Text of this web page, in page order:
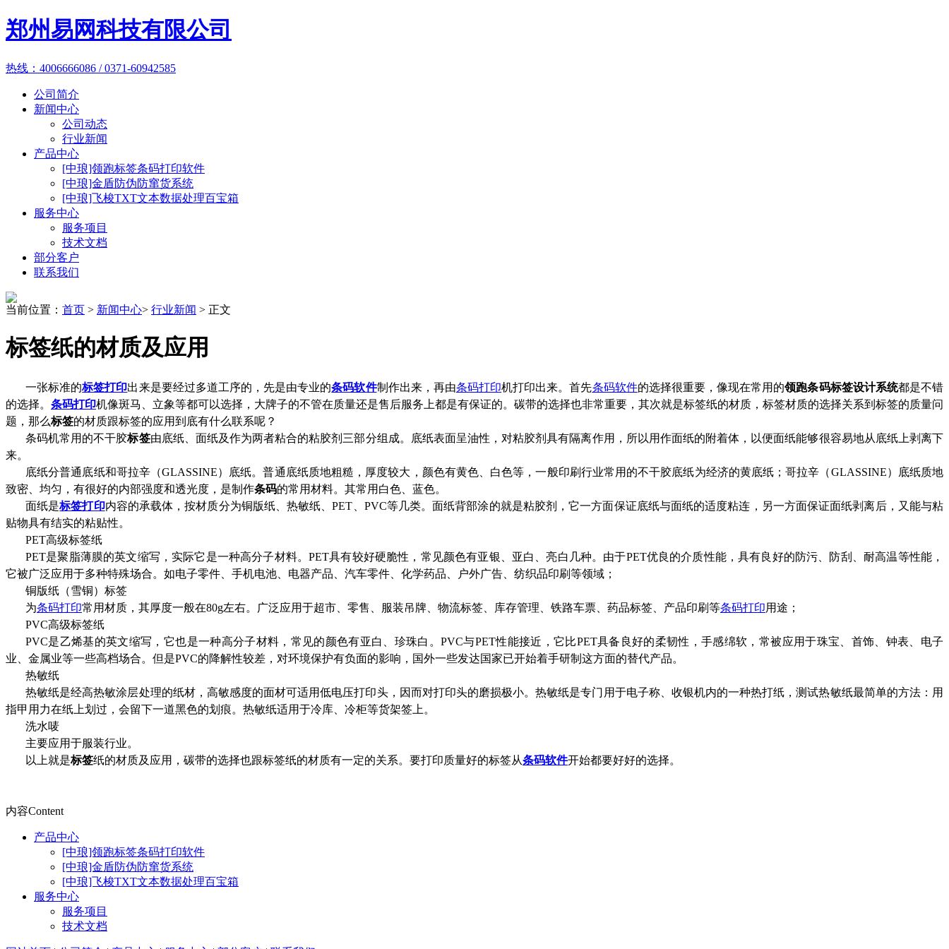
郑州易网科技有限公司
热线：4006666086 / 0371-60942585
公司简介
新闻中心
公司动态
行业新闻
产品中心
[中琅]领跑标签条码打印软件
[中琅]金盾防伪防窜货系统
[中琅]飞梭TXT文本数据处理百宝箱
服务中心
服务项目
技术文档
部分客户
联系我们
当前位置： 首页 > 新闻中心> 行业新闻 > 正文
标签纸的材质及应用
一张标准的标签打印出来是要经过多道工序的，先是由专业的条码软件制作出来，再由条码打印机打印出来。首先条码软件的选择很重要，像现在常用的领跑条码标签设计系统都是不错
的选择。 条码打印机像斑马、立象等都可以选择，大牌子的不管在质量还是售后服务上都是有保证的。碳带的选择也非常重要，其次就是标签纸的材质，标签材质的选择关系到标签的质量问
题，那么标签的材质跟标签的应用到底有什么联系呢？
条码机常用的不干胶标签由底纸、面纸及作为两者粘合的粘胶剂三部分组成。底纸表面呈油性，对粘胶剂具有隔离作用，所以用作面纸的附着体，以便面纸能够很容易地从底纸上剥离下
来。
底纸分普通底纸和哥拉辛（GLASSINE）底纸。普通底纸质地粗糙，厚度较大，颜色有黄色、白色等，一般印刷行业常用的不干胶底纸为经济的黄底纸；哥拉辛（GLASSINE）底纸质地
致密、均匀，有很好的内部强度和透光度，是制作条码的常用材料。其常用白色、蓝色。
面纸是标签打印内容的承载体，按材质分为铜版纸、热敏纸、PET
PVC等几类。面纸背部涂的就是粘胶剂，它一方面保证底纸与面纸的适度粘连，另一方面保证面纸剥离后，又能与粘
贴物具有结实的粘贴性。
PET高级标签纸
PET是聚脂薄膜的英文缩写，实际它是一种高分子材料。PET具有较好硬脆性，常见颜色有亚银、亚白、亮白几种。由于PET优良的介质性能，具有良好的防污、防刮、耐高温等性能，
它被广泛应用于多种特殊场合。如电子零件、手机电池、电器产品、汽车零件、化学药品、户外广告、纺织品印刷等领域；
铜版纸（雪铜）标签
为条码打印常用材质，其厚度一般在80g左右。广泛应用于超市、零售、服装吊牌、物流标签、库存管理、铁路车票、药品标签、产品印刷等条码打印用途；
PVC高级标签纸
PVC是乙烯基的英文缩写，它也是一种高分子材料，常见的颜色有亚白、珍珠白。PVC与PET性能接近，它比PET具备良好的柔韧性，手感绵软，常被应用于珠宝、首饰、钟表、电子
业、金属业等一些高档场合。但是PVC的降解性较差，对环境保护有负面的影响，国外一些发达国家已开始着手研制这方面的替代产品。
热敏纸
热敏纸是经高热敏涂层处理的纸材，高敏感度的面材可适用低电压打印头，因而对打印头的磨损极小。热敏纸是专门用于电子称、收银机内的一种热打纸，测试热敏纸最简单的方法：用
指甲用力在纸上划过，会留下一道黑色的划痕。热敏纸适用于冷库、冷柜等货架签上。
洗水唛
主要应用于服装行业。
以上就是标签纸的材质及应用，碳带的选择也跟标签纸的材质有一定的关系。要打印质量好的标签从条码软件开始都要好好的选择。
内容Content
产品中心
[中琅]领跑标签条码打印软件
[中琅]金盾防伪防窜货系统
[中琅]飞梭TXT文本数据处理百宝箱
服务中心
服务项目
技术文档